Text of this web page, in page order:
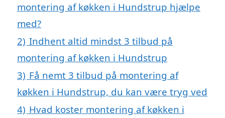
montering af køkken i Hundstrup hjælpe
med?
2) Indhent altid mindst 3 tilbud på
montering af køkken i Hundstrup
3) Få nemt 3 tilbud på montering af
køkken i Hundstrup, du kan være tryg ved
4) Hvad koster montering af køkken i